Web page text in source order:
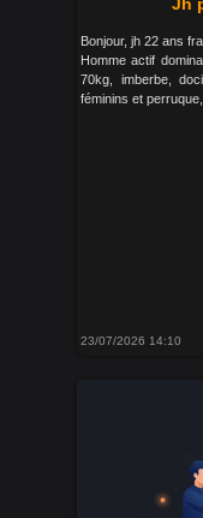
Bonjour, jh 22 ans
Homme actif
70kg, imberbe,
féminins et
23/07/2026 14:10